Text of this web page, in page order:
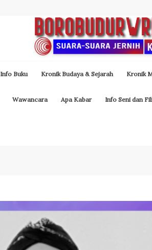
Info Buku Kronik Budaya & Sejarah Kronik
Wawancara Apa Kabar Info Seni dan